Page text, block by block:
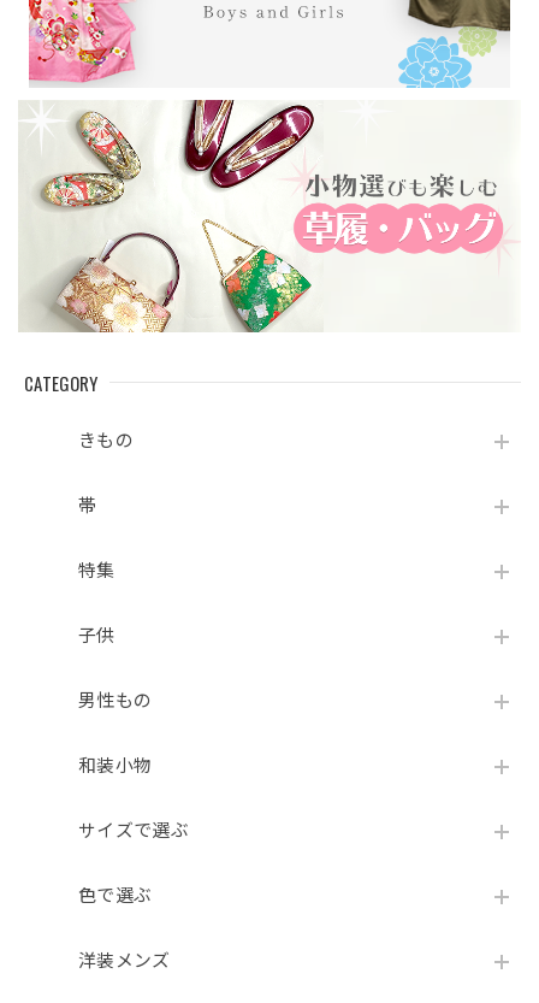
CATEGORY
きもの
帯
特集
子供
男性もの
和装小物
サイズで選ぶ
色で選ぶ
洋装メンズ